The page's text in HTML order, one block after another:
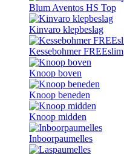
Blum Aventos HS Top
Kinvaro klepbeslag
Kessebohmer FREEslim
Knoop boven
Knoop beneden
Knoop midden
Inboorpaumelles